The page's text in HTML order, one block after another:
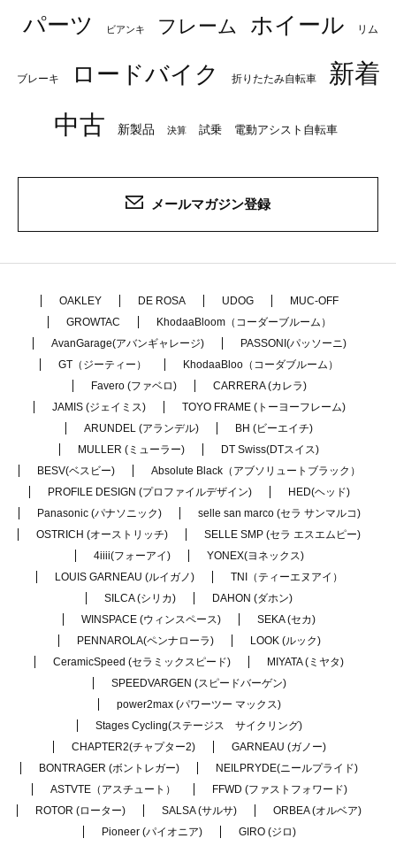
パーツ ビアンキ フレーム ホイール リム
ブレーキ ロードバイク 折りたたみ自転車
新着
中古
新製品 決算 試乗 電動アシスト自転車
メールマガジン登録
OAKLEY DE ROSA UDOG
MUC-OFF
GROWTAC
KhodaaBloom（コーダーブルーム）
AvanGarage(アバンギャレージ)
PASSONI(パッソーニ)
GT（ジーティー）
KhodaaBloo（コーダブルーム）
Favero (ファベロ)
CARRERA (カレラ)
JAMIS (ジェイミス)
TOYO FRAME (トーヨーフレーム)
ARUNDEL (アランデル)
BH (ビーエイチ)
MULLER (ミューラー)
DT Swiss(DTスイス)
BESV(ベスビー)
Absolute Black（アブソリュートブラック）
PROFILE DESIGN (プロファイルデザイン)
HED(ヘッド)
Panasonic (パナソニック)
selle san marco (セラ サンマルコ)
OSTRICH (オーストリッチ)
SELLE SMP (セラ エスエムピー)
4iiii(フォーアイ)
YONEX(ヨネックス)
LOUIS GARNEAU (ルイガノ)
TNI（ティーエヌアイ）
SILCA (シリカ)
DAHON (ダホン)
WINSPACE (ウィンスペース)
SEKA (セカ)
PENNAROLA(ペンナローラ)
LOOK (ルック)
CeramicSpeed (セラミックスピード)
MIYATA (ミヤタ)
SPEEDVARGEN (スピードバーゲン)
power2max (パワーツー マックス)
Stages Cycling(ステージス サイクリング)
CHAPTER2(チャプター2)
GARNEAU (ガノー)
BONTRAGER (ボントレガー)
NEILPRYDE(ニールプライド)
ASTVTE（アスチュート）
FFWD (ファストフォワード)
ROTOR (ローター)
SALSA (サルサ)
ORBEA (オルベア)
Pioneer (パイオニア)
GIRO (ジロ)